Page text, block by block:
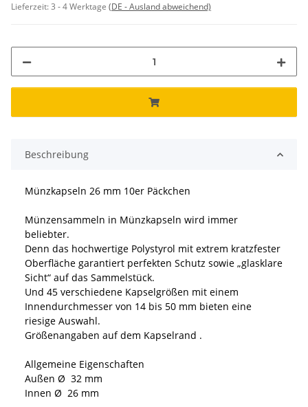
Lieferzeit:3 - 4 Werktage (DE - Ausland abweichend)
Beschreibung
Münzkapseln 26 mm 10er Päckchen
Münzensammeln in Münzkapseln wird immer
beliebter.
Denn das hochwertige Polystyrol mit extrem kratzfester
Oberfläche garantiert perfekten Schutz sowie „glasklare
Sicht“ auf das Sammelstück.
Und 45 verschiedene Kapselgrößen mit einem
Innendurchmesser von 14 bis 50 mm bieten eine
riesige Auswahl.
Größenangaben auf dem Kapselrand .
Allgemeine Eigenschaften
Außen Ø 32 mm
Innen Ø 26 mm